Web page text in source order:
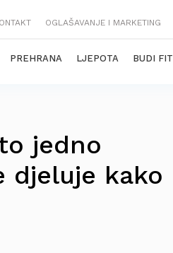
OGLAŠAVANJE I MARKETING
PREHRANA LJEPOTA BUDI FIT
jedno
djeluje kako